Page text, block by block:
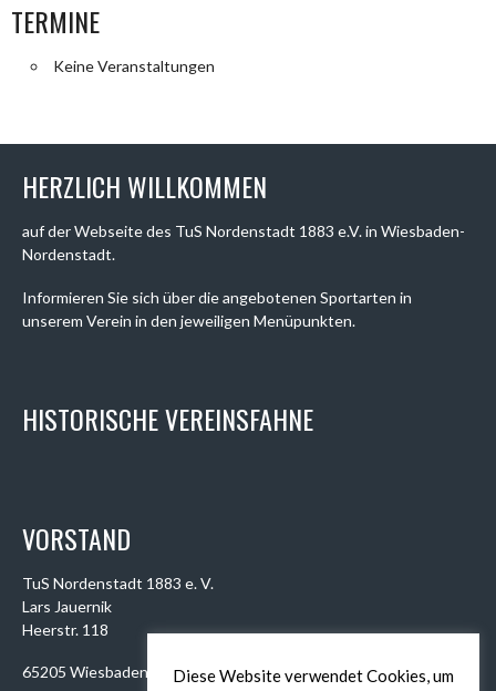
TERMINE
Keine Veranstaltungen
HERZLICH WILLKOMMEN
auf der Webseite des TuS Nordenstadt 1883 e.V. in Wiesbaden-
Nordenstadt.
Informieren Sie sich über die angebotenen Sportarten in
unserem Verein in den jeweiligen Menüpunkten.
HISTORISCHE VEREINSFAHNE
VORSTAND
TuS Nordenstadt 1883 e. V.
Lars Jauernik
Heerstr. 118
65205 Wiesbaden Diese Website verwendet Cookies, um